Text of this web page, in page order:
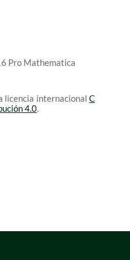
Pro Mathematica
licencia internacional C
4.0.